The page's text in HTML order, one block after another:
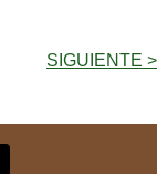
SIGUIENTE >